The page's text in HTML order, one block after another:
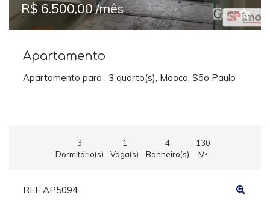
R$ 6.500,00 /mês
Apartamento
Apartamento para , 3 quarto(s), Mooca, São Paulo
3
Dormitório(s)
1
Vaga(s)
4
Banheiro(s)
130
M²
REF AP5094